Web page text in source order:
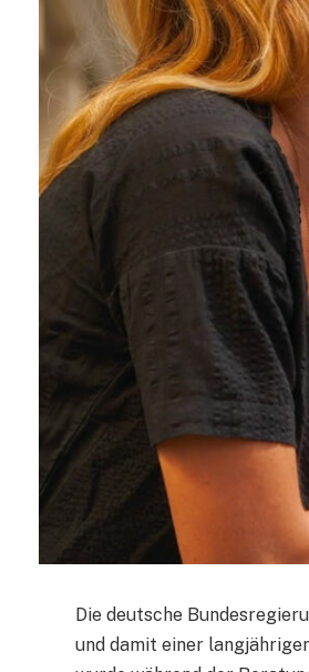
Die deutsche
und damit einer